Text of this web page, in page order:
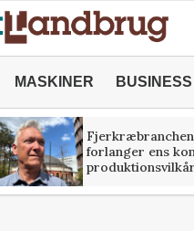
MASKINER BUSINESS
forlanger ens
produktionsvilkår